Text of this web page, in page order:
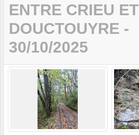
ENTRE CRIEU ET
DOUCTOUYRE -
30/10/2025